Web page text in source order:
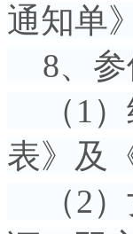
通知单
8、参
（1）
表》及
（2）